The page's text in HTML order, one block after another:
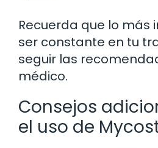
Recuerda que lo más
ser constante en tu
seguir las
médico.
Consejos
el uso de